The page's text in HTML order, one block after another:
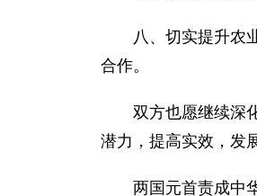
八、切实提升农
合作。
双方也愿继续深
潜力，提高实效，发
两国元首责成中